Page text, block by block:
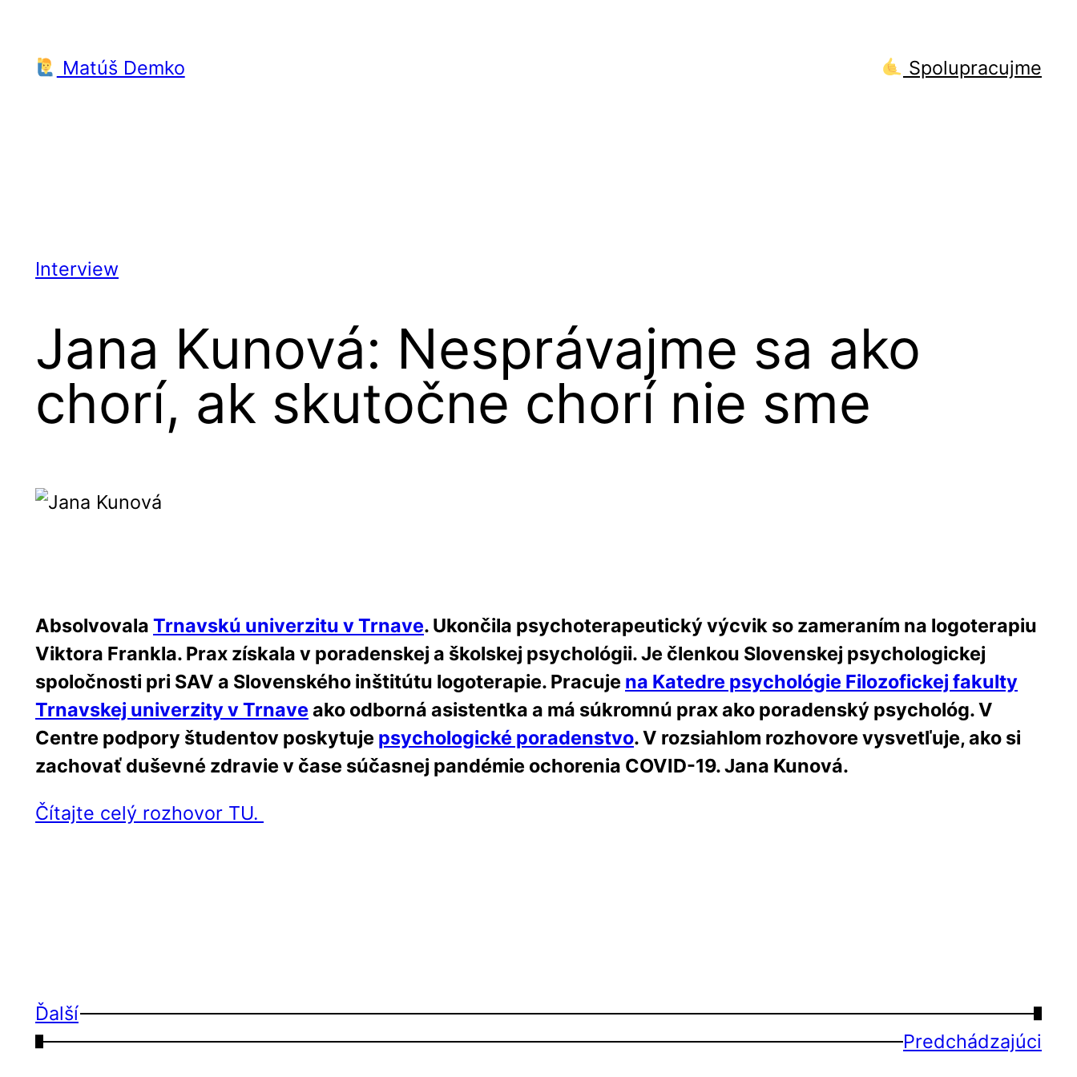
obsahMatúš Demko Spolupracujme
Interview
Jana Kunová: Nesprávajme sa ako
chorí, ak skutočne chorí nie sme
Absolvovala Trnavskú univerzitu v Trnave. Ukončila psychoterapeutický výcvik so zameraním na logoterapiu
Viktora Frankla. Prax získala v poradenskej a školskej psychológii. Je členkou Slovenskej psychologickej
spoločnosti pri SAV a Slovenského inštitútu logoterapie. Pracuje na Katedre psychológie Filozofickej fakulty
Trnavskej univerzity v Trnave ako odborná asistentka a má súkromnú prax ako poradenský psychológ. V
Centre podpory študentov poskytuje psychologické poradenstvo. V rozsiahlom rozhovore vysvetľuje, ako si
zachovať duševné zdravie v čase súčasnej pandémie ochorenia COVID-19. Jana Kunová.
Čítajte celý rozhovor TU.
Ďalší
→
←
Predchádzajúci